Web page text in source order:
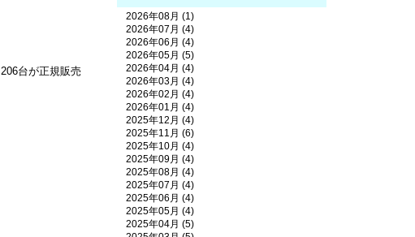
206台が正規販売
2026年08月 (1)
2026年07月 (4)
2026年06月 (4)
2026年05月 (5)
2026年04月 (4)
2026年03月 (4)
2026年02月 (4)
2026年01月 (4)
2025年12月 (4)
2025年11月 (6)
2025年10月 (4)
2025年09月 (4)
2025年08月 (4)
2025年07月 (4)
2025年06月 (4)
2025年05月 (4)
2025年04月 (5)